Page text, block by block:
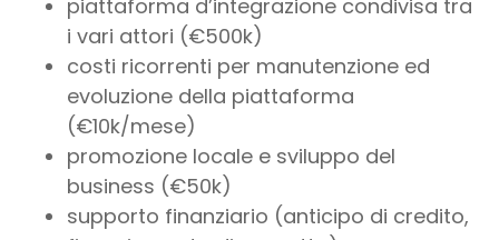
piattaforma d’integrazione condivisa tra
i vari attori (€500k)
costi ricorrenti per manutenzione ed
evoluzione della piattaforma
(€10k/mese)
promozione locale e sviluppo del
business (€50k)
supporto finanziario (anticipo di credito,